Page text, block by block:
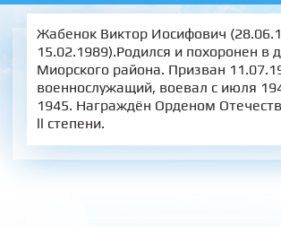
Жабенок Виктор Иосифович
15.02.1989).Родился и похоронен в
Миорского района. Призван
военнослужащий, воевал с июля
1945. Награждён Орденом
ll степени.